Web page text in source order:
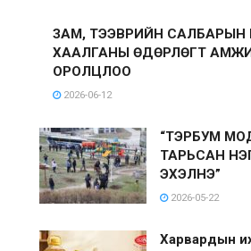
ЗАМ, ТЭЭВРИЙН САЛБАРЫН
ХААЛГАНЫ ӨДӨРЛӨГТ
ОРОЛЦЛОО
2026-06-12
“ТЭРБУМ
ТАРЬСАН
ЭХЭЛНЭ”
2026-05-22
Харвардын